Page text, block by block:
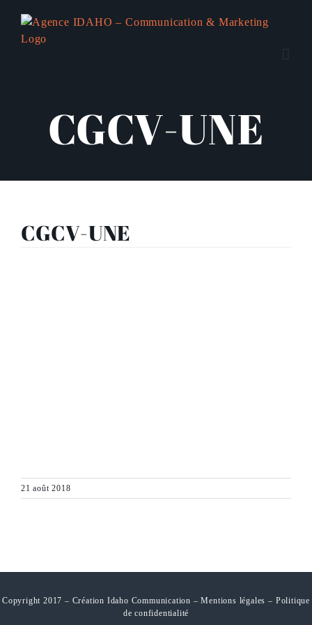
contenu
CGCV-UNE
CGCV-UNE
21 août 2018
Copyright 2017 – Création Idaho Communication –Mentions légales – Politique
de confidentialité